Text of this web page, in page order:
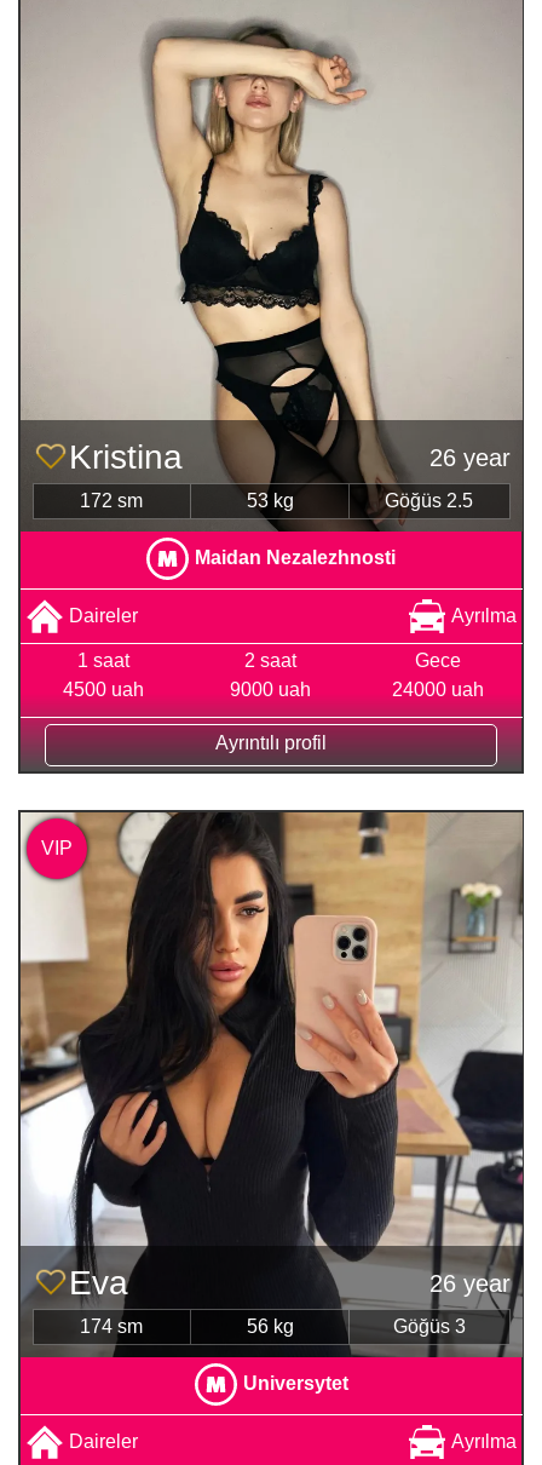
Kristina 26 year
172 sm 53 kg Göğüs 2.5
Maidan Nezalezhnosti
Daireler Ayrılma
1 saat
4500 uah
2 saat
9000 uah
Gece
24000 uah
Ayrıntılı profil
Eva 26 year
174 sm 56 kg Göğüs 3
Universytet
Daireler Ayrılma
VIP